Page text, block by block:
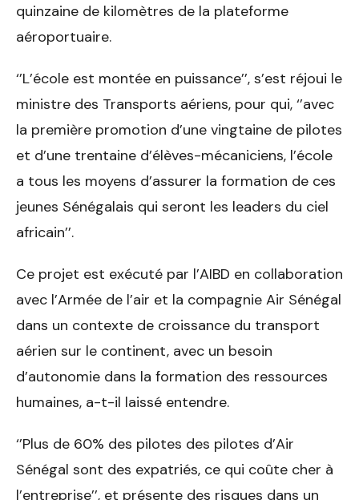
quinzaine de kilomètres de la plateforme
aéroportuaire.
‘’L’école est montée en puissance’’, s’est réjoui le
ministre des Transports aériens, pour qui, ‘’avec
la première promotion d’une vingtaine de pilotes
et d’une trentaine d’élèves-mécaniciens, l’école
a tous les moyens d’assurer la formation de ces
jeunes Sénégalais qui seront les leaders du ciel
africain’’.
Ce projet est exécuté par l’AIBD en collaboration
avec l’Armée de l’air et la compagnie Air Sénégal
dans un contexte de croissance du transport
aérien sur le continent, avec un besoin
d’autonomie dans la formation des ressources
humaines, a-t-il laissé entendre.
‘’Plus de 60% des pilotes des pilotes d’Air
Sénégal sont des expatriés, ce qui coûte cher à
l’entreprise’’, et présente des risques dans un